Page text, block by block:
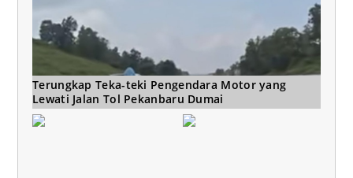
Terungkap Teka-teki Pengendara Motor yang
Lewati Jalan Tol Pekanbaru Dumai